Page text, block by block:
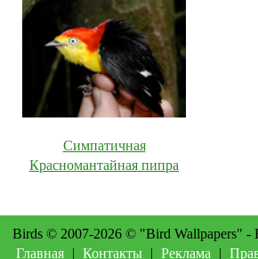
Симпатичная
Красномантайная пипра
Birds © 2007-2026 © "Bird Wallpapers" -
Главная | Контакты | Реклама |